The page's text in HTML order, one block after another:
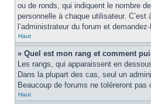
ou de ronds, qui indiquent le nombre
personnelle à chaque utilisateur.
l’administrateur du forum et
Haut
» Quel est mon rang et comment
Les rangs, qui apparaissent en
Dans la plupart des cas, seul un
Beaucoup de forums ne toléreront
Haut